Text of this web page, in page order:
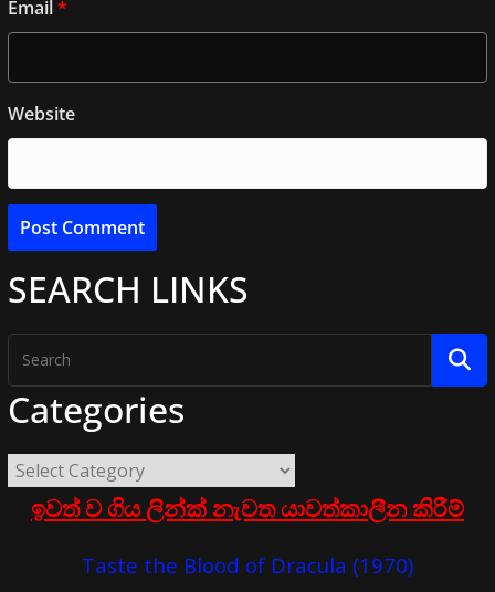
Email *
Website
SEARCH LINKS
Categories
ඉවත් ව ගිය ලින්ක් නැවත යාවත්කාලීන කිරීම්
Taste the Blood of Dracula (1970)